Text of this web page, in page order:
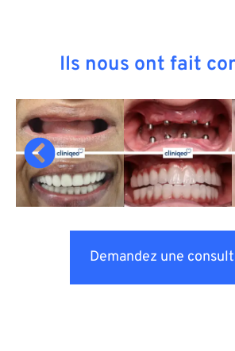
Ils nous ont fait
Demandez une